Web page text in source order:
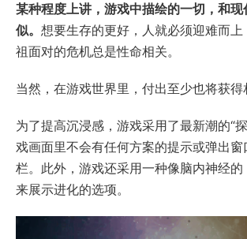
某种程度上讲，游戏中描绘的一切，和
似。 想要生存的更好，人就必须迎难而
祖面对的危机总是性命相关。
当然，在游戏世界里，付出至少也将获得
为了提高沉浸感，游戏采用了最新潮的“
戏画面里不会有任何方案的提示或弹出
栏。此外，游戏还采用一种像脑内神经
来展示进化的选项。